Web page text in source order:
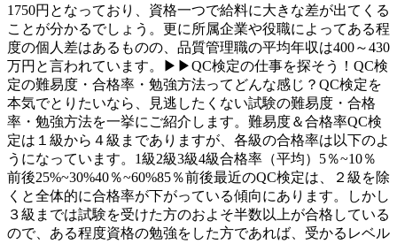
1750円となっており、資格一つで給料に大きな差が出てくる
ことが分かるでしょう。更に所属企業や役職によってある程
度の個人差はあるものの、品質管理職の平均年収は400～430
万円と言われています。▶▶QC検定の仕事を探そう！QC検
定の難易度・合格率・勉強方法ってどんな感じ？QC検定を
本気でとりたいなら、見逃したくない試験の難易度・合格
率・勉強方法を一挙にご紹介します。難易度＆合格率QC検
定は１級から４級までありますが、各級の合格率は以下のよ
うになっています。1級2級3級4級合格率（平均）5％~10％
前後25%~30%40％~60%85％前後最近のQC検定は、２級を除
くと全体的に合格率が下がっている傾向にあります。しかし
３級までは試験を受けた方のおよそ半数以上が合格している
ので、ある程度資格の勉強をした方であれば、受かるレベル